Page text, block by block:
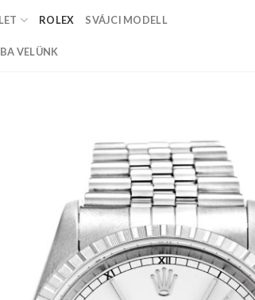
ROLEX SVÁJCI MODELL
VELÜNK